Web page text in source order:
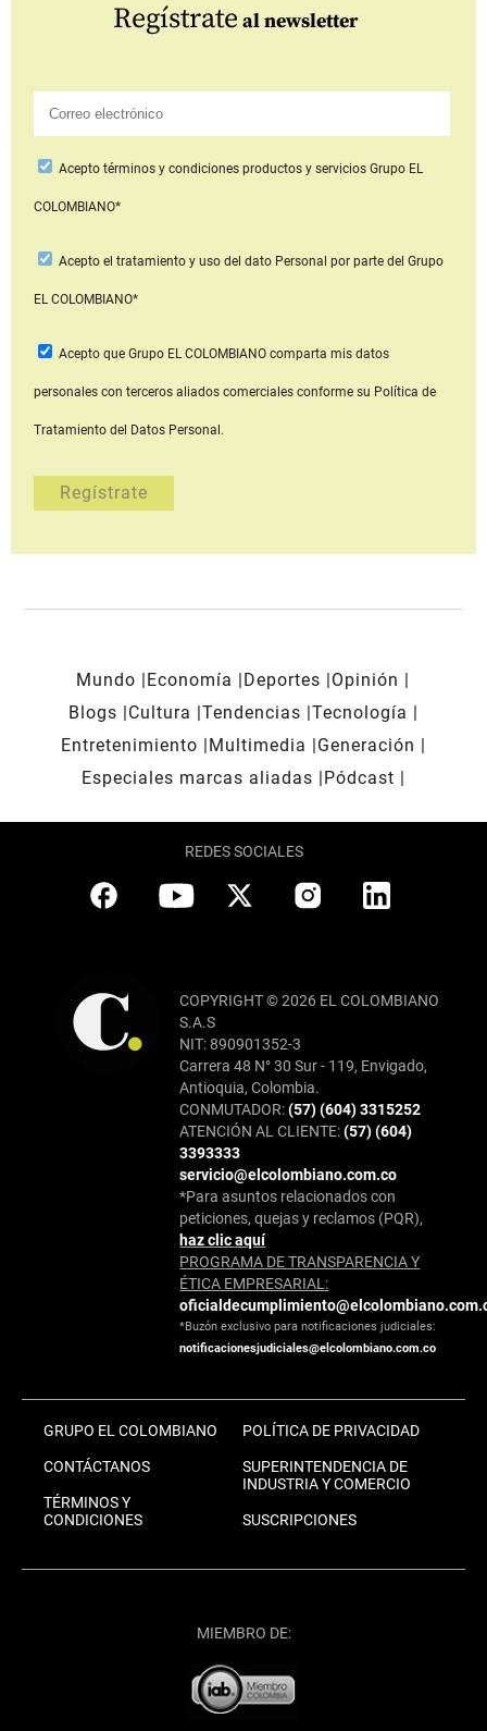
Regístrate al newsletter
Aceptotérminos y condiciones productos y serviciosGrupo EL
COLOMBIANO*
Acepto el tratamiento y uso del dato Personal por parte del Grupo
EL COLOMBIANO*
Acepto que Grupo EL COLOMBIANOcomparta mis datos
personales con terceros aliados comerciales conforme su Política de
Tratamiento del Datos Personal.
Mundo Economía Deportes
Opinión
Blogs
Cultura Tendencias Tecnología
Entretenimiento
Multimedia
Generación
Especiales marcas aliadas
Pódcast
REDES SOCIALES
COPYRIGHT © 2026 EL COLOMBIANO
S.A.S
NIT: 890901352-3
Carrera 48 N° 30 Sur - 119, Envigado,
Antioquia, Colombia.
CONMUTADOR:(57) (604) 3315252
ATENCIÓN AL CLIENTE:(57) (604)
3393333
servicio@elcolombiano.com.co
*Para asuntos relacionados con
peticiones, quejas y reclamos (PQR),
haz clic aquí
PROGRAMA DE TRANSPARENCIA Y
ÉTICA EMPRESARIAL:
*Buzón exclusivo para notificaciones judiciales:
notificacionesjudiciales@elcolombiano.com.co
GRUPO EL COLOMBIANO
CONTÁCTANOS
TÉRMINOS Y
CONDICIONES
POLÍTICA DE PRIVACIDAD
SUPERINTENDENCIA DE
INDUSTRIA Y COMERCIO
SUSCRIPCIONES
MIEMBRO DE: